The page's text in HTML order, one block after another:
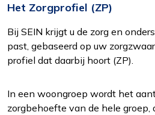
Het Zorgprofiel (ZP)
Bij SEIN krijgt u de zorg en
past, gebaseerd op uw
profiel dat daarbij hoort (ZP).
In een woongroep wordt het
zorgbehoefte van de hele groep,